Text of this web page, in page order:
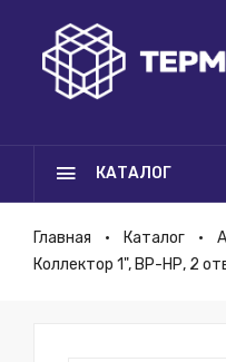
КАТАЛОГ
Главная Каталог
Коллектор 1", ВР-НР, 2